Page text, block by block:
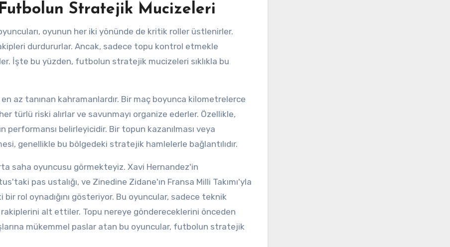
Futbolun Stratejik Mucizeleri
oyunun her iki yönünde de kritik roller üstlenirler.
durdururlar. Ancak, sadece topu kontrol etmekle
İşte bu yüzden, futbolun stratejik mucizeleri sıklıkla bu
az tanınan kahramanlardır. Bir maç boyunca kilometrelerce
türlü riski alırlar ve savunmayı organize ederler. Özellikle,
performansı belirleyicidir. Bir topun kazanılması veya
genellikle bu bölgedeki stratejik hamlelerle bağlantılıdır.
saha oyuncusu görmekteyiz. Xavi Hernandez'in
pas ustalığı, ve Zinedine Zidane'ın Fransa Milli Takımı'yla
rol oynadığını gösteriyor. Bu oyuncular, sadece teknik
alt ettiler. Topu nereye göndereceklerini önceden
mükemmel paslar atan bu oyuncular, futbolun stratejik